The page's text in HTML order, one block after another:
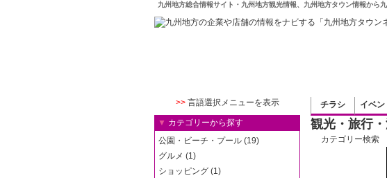
九州地方総合情報サイト・九州地方観光情報、九州地方タウン情報から
>>言語選択メニューを表示
▼ カテゴリーから探す
公園・ビーチ・プール (19)
グルメ (1)
ショッピング (1)
チラシ イベン
観光・旅行
カテゴリー検索